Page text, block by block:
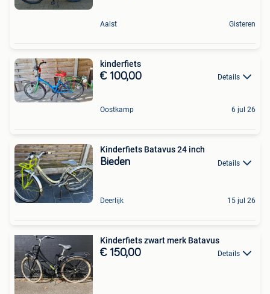
Aalst Gisteren
kinderfiets
€ 100,00 Details
Oostkamp 6 jul 26
Kinderfiets Batavus 24 inch
Bieden Details
Deerlijk 15 jul 26
Kinderfiets zwart merk Batavus
€ 150,00 Details